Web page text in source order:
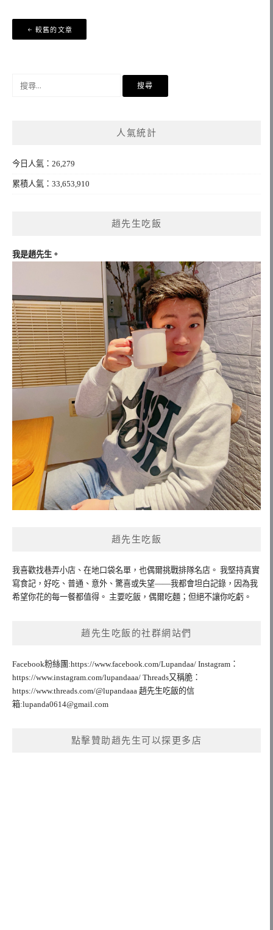
文
章
覽
較舊的文章
人氣統計
今日人氣：26,279
累積人氣：33,653,910
趙先生吃飯
我是趙先生。
趙先生吃飯
我喜歡找巷弄小店、在地口袋名單，也偶爾挑戰排隊名店。 我堅持真實
寫食記，好吃、普通、意外、驚喜或失望——我都會坦白記錄，因為我
希望你花的每一餐都值得。 主要吃飯，偶爾吃麵；但絕不讓你吃虧。
趙先生吃飯的社群網站們
Facebook粉絲團:https://www.facebook.com/Lupandaa/ Instagram：
https://www.instagram.com/lupandaaa/ Threads又稱脆：
https://www.threads.com/@lupandaaa 趙先生吃飯的信
箱:lupanda0614@gmail.com
點擊贊助趙先生可以探更多店